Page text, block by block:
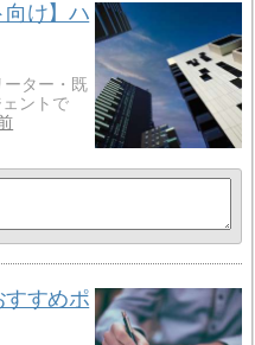
向け】ハ
ーター・既
ントで
すすめポ